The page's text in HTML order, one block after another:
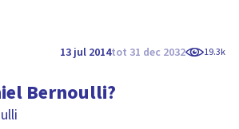
13 jul 2014tot 31 dec 2032 19.3k
Bernoulli?